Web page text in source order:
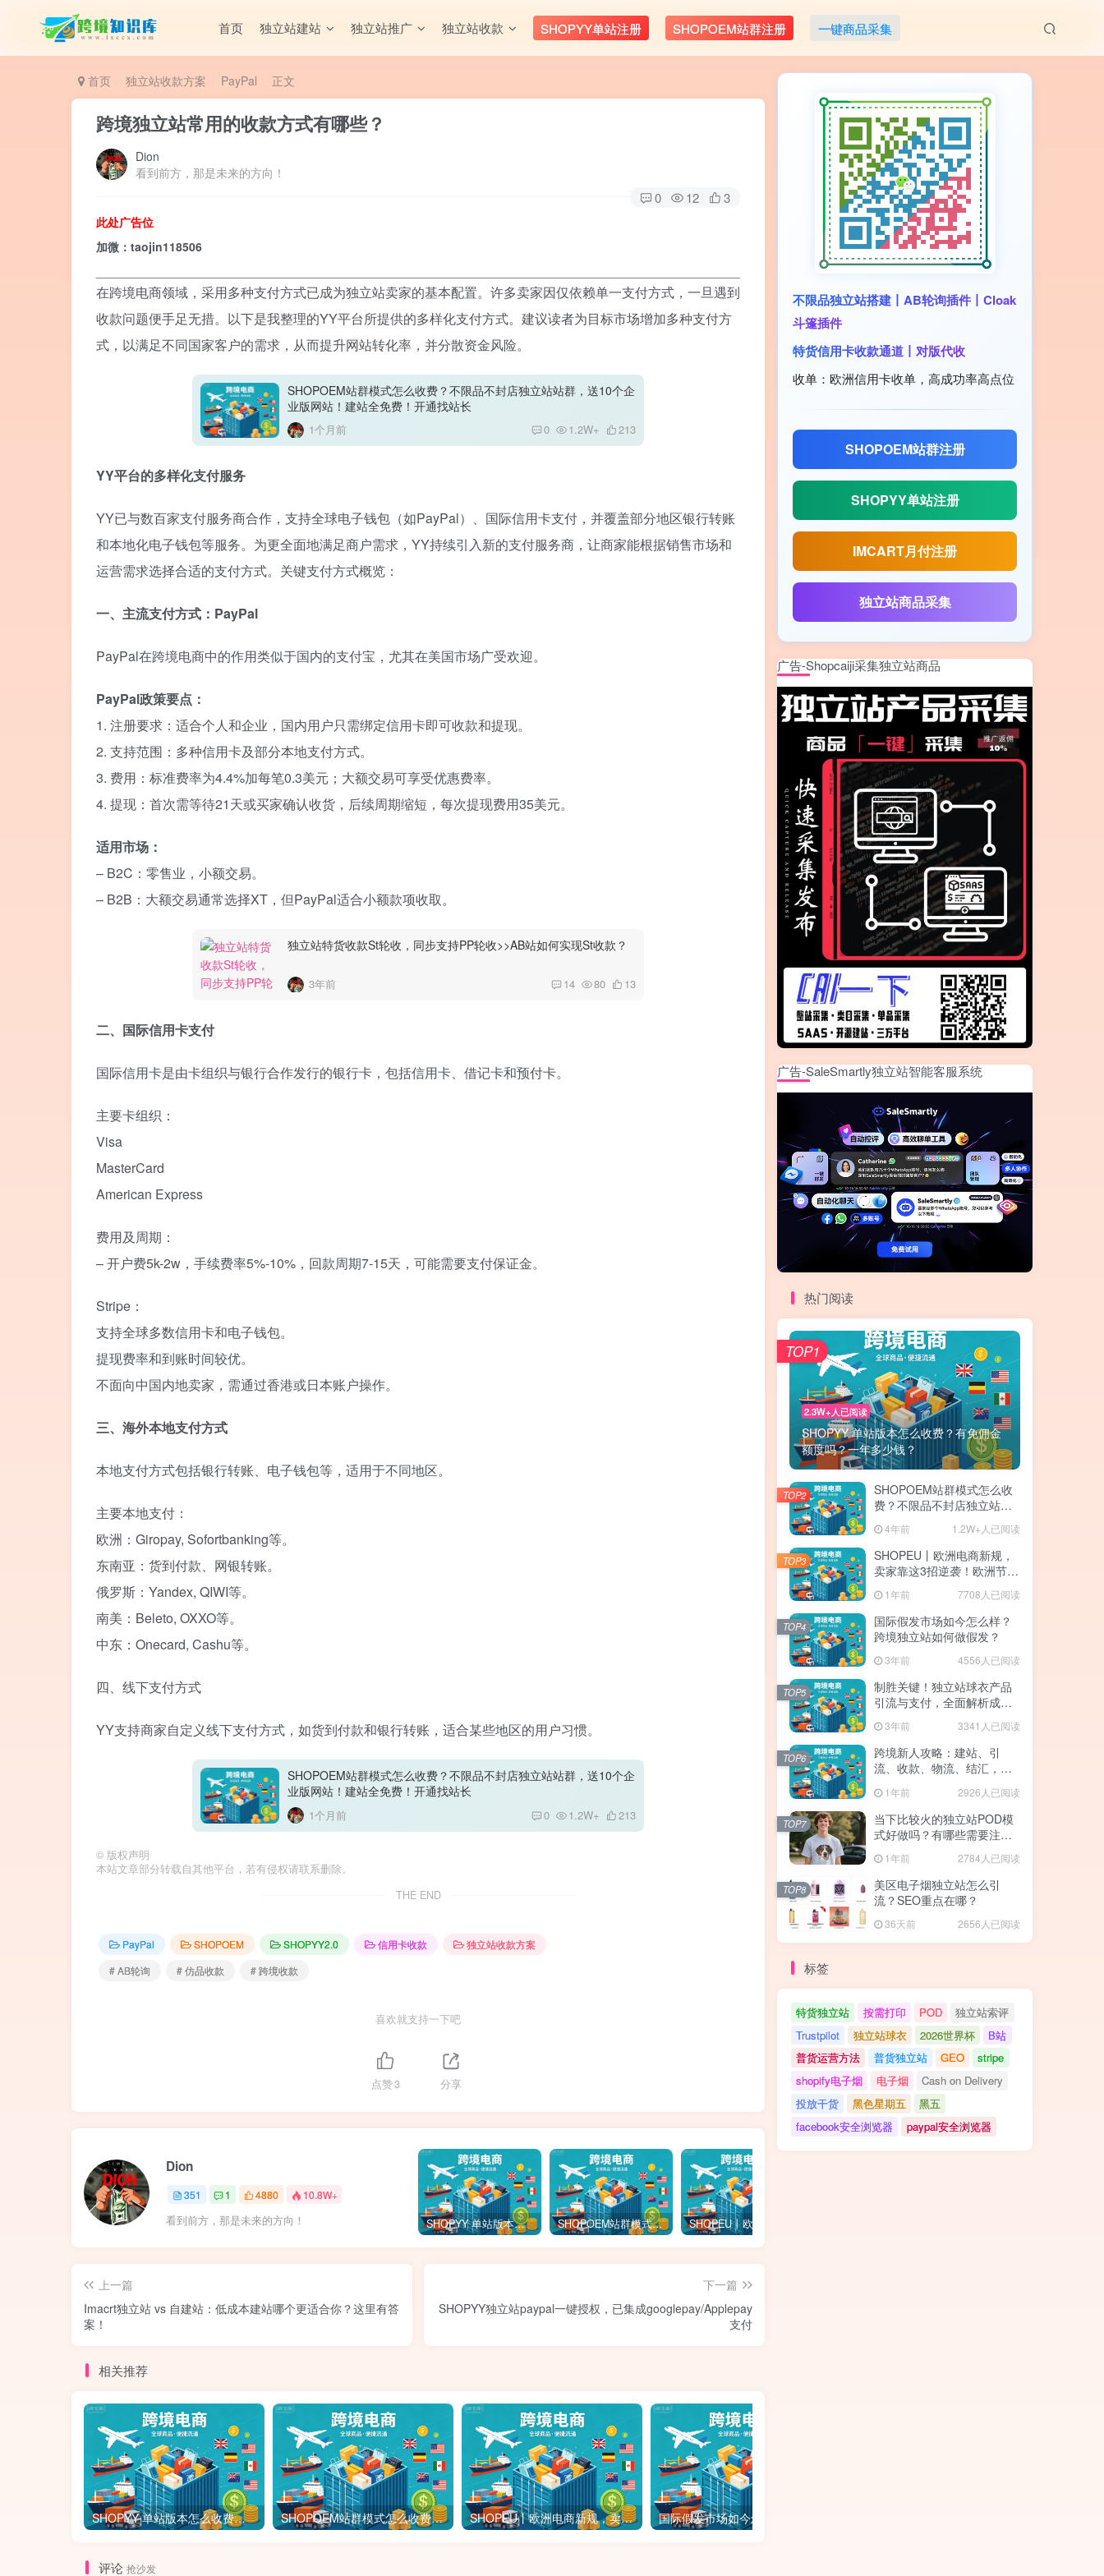
首页 独立站建站 独立站推广 独立站收款 SHOPYY单站注册 SHOPOEM站群注册 一键商品采集
首页 独立站收款方案 PayPal 正文
跨境独立站常用的收款方式有哪些？
Dion
看到前方，那是未来的方向！
0 12 3
此处广告位
加微：taojin118506
在跨境电商领域，采用多种支付方式已成为独立站卖家的基本配置。许多卖家因仅依赖单一支付方式，一旦遇到
收款问题便手足无措。以下是我整理的YY平台所提供的多样化支付方式。建议读者为目标市场增加多种支付方
式，以满足不同国家客户的需求，从而提升网站转化率，并分散资金风险。
SHOPOEM站群模式怎么收费？不限品不封店独立站站群，送10个企
业版网站！建站全免费！开通找站长
1个月前 0 1.2W+ 213
YY平台的多样化支付服务
YY已与数百家支付服务商合作，支持全球电子钱包（如PayPal）、国际信用卡支付，并覆盖部分地区银行转账
和本地化电子钱包等服务。为更全面地满足商户需求，YY持续引入新的支付服务商，让商家能根据销售市场和
运营需求选择合适的支付方式。关键支付方式概览：
一、主流支付方式：PayPal
PayPal在跨境电商中的作用类似于国内的支付宝，尤其在美国市场广受欢迎。
PayPal政策要点：
1. 注册要求：适合个人和企业，国内用户只需绑定信用卡即可收款和提现。
2. 支持范围：多种信用卡及部分本地支付方式。
3. 费用：标准费率为4.4%加每笔0.3美元；大额交易可享受优惠费率。
4. 提现：首次需等待21天或买家确认收货，后续周期缩短，每次提现费用35美元。
适用市场：
– B2C：零售业，小额交易。
– B2B：大额交易通常选择XT，但PayPal适合小额款项收取。
独立站特货收款St轮收，同步支持PP轮收>>AB站如何实现St收款？
3年前 14 80 13
二、国际信用卡支付
国际信用卡是由卡组织与银行合作发行的银行卡，包括信用卡、借记卡和预付卡。
主要卡组织：
Visa
MasterCard
American Express
费用及周期：
– 开户费5k-2w，手续费率5%-10%，回款周期7-15天，可能需要支付保证金。
Stripe：
支持全球多数信用卡和电子钱包。
提现费率和到账时间较优。
不面向中国内地卖家，需通过香港或日本账户操作。
三、海外本地支付方式
本地支付方式包括银行转账、电子钱包等，适用于不同地区。
主要本地支付：
欧洲：Giropay, Sofortbanking等。
东南亚：货到付款、网银转账。
俄罗斯：Yandex, QIWI等。
南美：Beleto, OXXO等。
中东：Onecard, Cashu等。
四、线下支付方式
YY支持商家自定义线下支付方式，如货到付款和银行转账，适合某些地区的用户习惯。
SHOPOEM站群模式怎么收费？不限品不封店独立站站群，送10个企
业版网站！建站全免费！开通找站长
1个月前 0 1.2W+ 213
© 版权声明
本站文章部分转载自其他平台，若有侵权请联系删除。
THE END
PayPal SHOPOEM SHOPYY2.0 信用卡收款
独立站收款方案
# AB轮询
# 仿品收款 # 跨境收款
喜欢就支持一下吧
点赞3 分享
Dion
351 1 4880 10.8W+
看到前方，那是未来的方向！ SHOPYY 单站版本怎么收费？有免佣金额度吗？一年多少钱？ SHOPOEM站群模式怎么收费？不限品不封店独立站站群，送10个企业版网站！建站全免费！开通找站长
上一篇
Imacrt独立站 vs 自建站：低成本建站哪个更适合你？这里有答
案！
下一篇
SHOPYY独立站paypal一键授权，已集成googlepay/Applepay
支付
相关推荐
SHOPYY 单站版本怎么收费？有免佣金额度吗？一年多少钱？ SHOPOEM站群模式怎么收费？不限品不封店独立站站群，送10个企业版网站！建站全免费！开通找站长 SHOPEU丨欧洲电商新规，卖家靠这3招逆袭！欧洲节点SHOPEU-SAAS独立站上线。
评论 抢沙发
不限品独立站搭建丨AB轮询插件丨Cloak
斗篷插件
特货信用卡收款通道丨对版代收
收单：欧洲信用卡收单，高成功率高点位
SHOPOEM站群注册
SHOPYY单站注册
IMCART月付注册
独立站商品采集
广告-Shopcaiji采集独立站商品
广告-SaleSmartly独立站智能客服系统
热门阅读
2.3W+人已阅读
SHOPYY 单站版本怎么收费？有免佣金
额度吗？一年多少钱？
TOP1
SHOPOEM站群模式怎么收
费？不限品不封店独立站站
群，送10个企业版网站！建
站全免费！开通找站长
4年前 1.2W+人已阅读
TOP2
SHOPEU丨欧洲电商新规，
卖家靠这3招逆袭！欧洲节点
SHOPEU-SAAS独立站上
线。1年前 7708人已阅读
TOP3
国际假发市场如今怎么样？
跨境独立站如何做假发？
3年前 4556人已阅读
TOP4
制胜关键！独立站球衣产品
引流与支付，全面解析成功
的注意事项与策略！
3年前 3341人已阅读
TOP5
跨境新人攻略：建站、引
流、收款、物流、结汇，手
1年前 2926人已阅读
TOP6
当下比较火的独立站POD模
式好做吗？有哪些需要注意
1年前 2784人已阅读
TOP7
美区电子烟独立站怎么引
流？SEO重点在哪？
36天前 2656人已阅读
TOP8
标签
特货独立站 按需打印 POD
独立站索评
Trustpilot
独立站球衣 2026世界杯
B站
普货运营方法
普货独立站 GEO
stripe
shopify电子烟
电子烟
Cash on Delivery
投放干货
黑色星期五
黑五
facebook安全浏览器
paypal安全浏览器